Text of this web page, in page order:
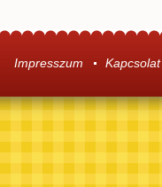
Impresszum Kapcsolat